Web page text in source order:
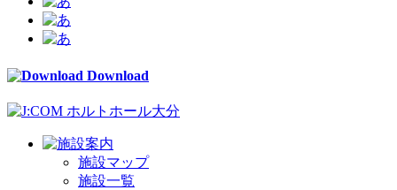
Download
施設マップ
施設一覧